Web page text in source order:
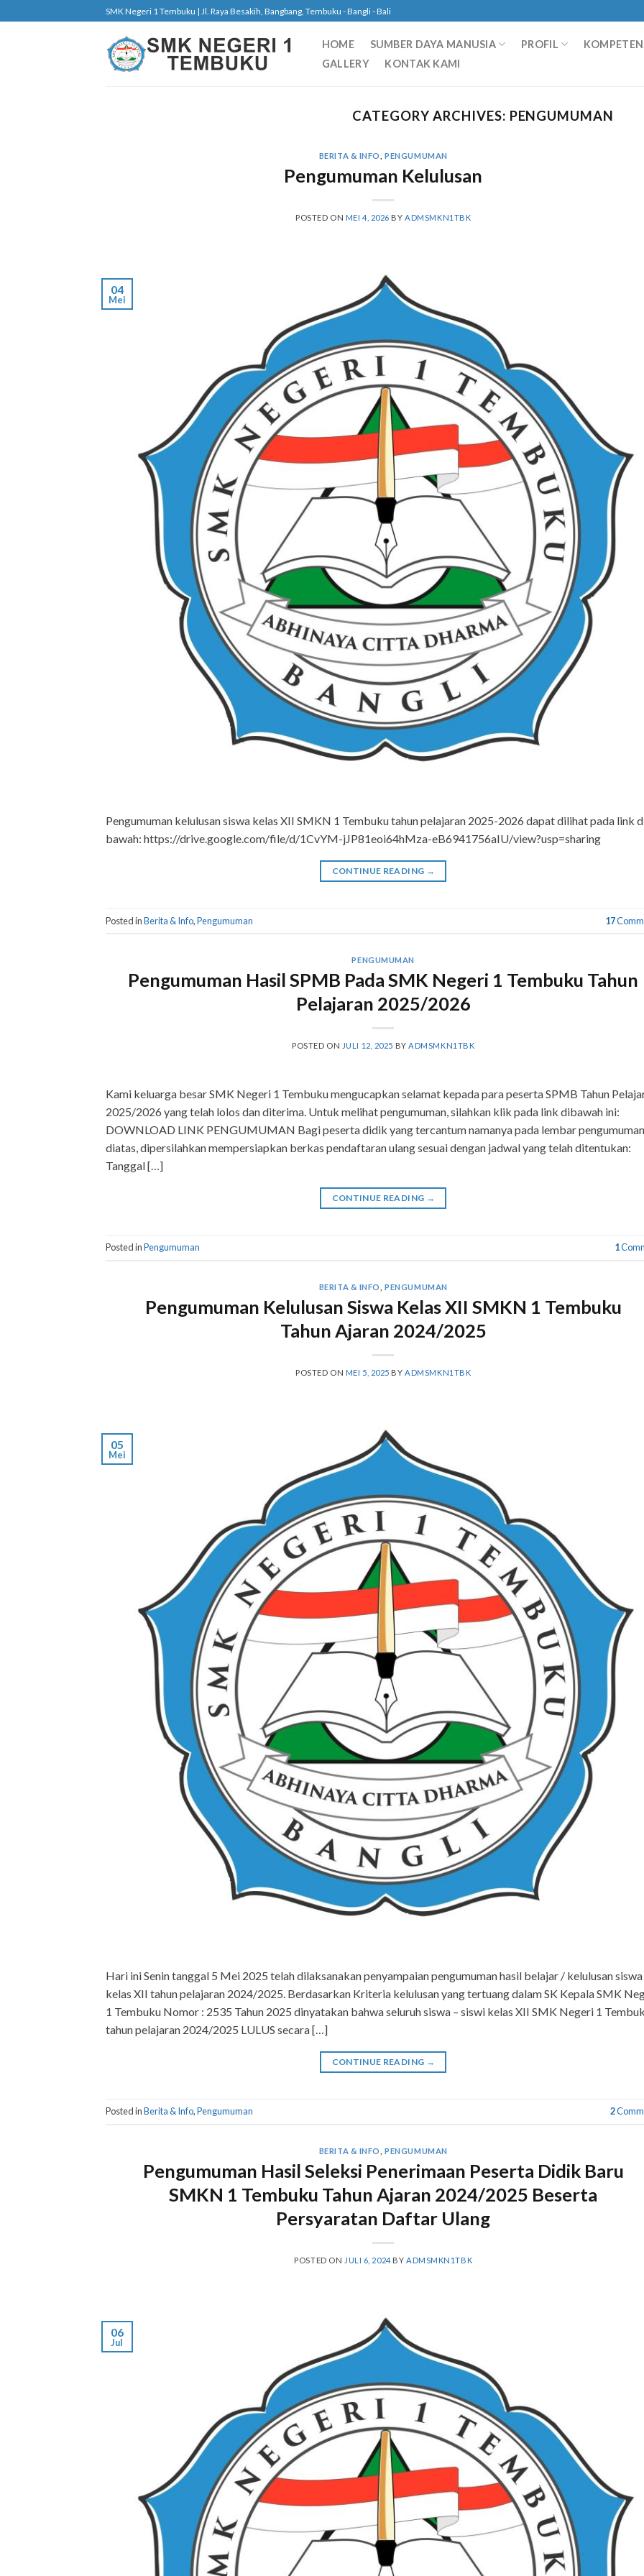
to
SMK Negeri 1 Tembuku | Jl. Raya Besakih, Bangbang, Tembuku - Bangli - Bali
HOME SUMBER DAYA MANUSIA PROFIL
GALLERY
KONTAK KAMI
CATEGORY ARCHIVES: PENGUMUMAN
BERITA & INFO ,PENGUMUMAN
Pengumuman Kelulusan
POSTED ON MEI 4, 2026 BYADMSMKN1TBK
04
Mei
Pengumuman kelulusan siswa kelas XII SMKN 1 Tembuku tahun pelajaran 2025-2026 dapat dilihat pada link
bawah: https://drive.google.com/file/d/1CvYM-jJP81eoi64hMza-eB6941756aIU/view?usp=sharing
CONTINUE READING →
Posted inBerita & Info,Pengumuman 17
PENGUMUMAN
Pengumuman Hasil SPMB Pada SMK Negeri 1 Tembuku Tahun
Pelajaran 2025/2026
POSTED ON JULI 12, 2025 BYADMSMKN1TBK
Kami keluarga besar SMK Negeri 1 Tembuku mengucapkan selamat kepada para peserta SPMB Tahun
2025/2026 yang telah lolos dan diterima. Untuk melihat pengumuman, silahkan klik pada link dibawah ini:
DOWNLOAD LINK PENGUMUMAN Bagi peserta didik yang tercantum namanya pada lembar pengumuman
diatas, dipersilahkan mempersiapkan berkas pendaftaran ulang sesuai dengan jadwal yang telah ditentukan:
Tanggal […]
CONTINUE READING →
Posted inPengumuman 1
BERITA & INFO ,PENGUMUMAN
Pengumuman Kelulusan Siswa Kelas XII SMKN 1 Tembuku
Tahun Ajaran 2024/2025
POSTED ON MEI 5, 2025 BY ADMSMKN1TBK
05
Mei
Hari ini Senin tanggal 5 Mei 2025 telah dilaksanakan penyampaian pengumuman hasil belajar / kelulusan siswa
kelas XII tahun pelajaran 2024/2025. Berdasarkan Kriteria kelulusan yang tertuang dalam SK Kepala SMK
1 Tembuku Nomor : 2535 Tahun 2025 dinyatakan bahwa seluruh siswa – siswi kelas XII SMK Negeri 1
tahun pelajaran 2024/2025 LULUS secara […]
CONTINUE READING →
Posted inBerita & Info,Pengumuman 2
BERITA & INFO ,PENGUMUMAN
Pengumuman Hasil Seleksi Penerimaan Peserta Didik Baru
SMKN 1 Tembuku Tahun Ajaran 2024/2025 Beserta
Persyaratan Daftar Ulang
POSTED ON JULI 6, 2024 BY ADMSMKN1TBK
06
Jul